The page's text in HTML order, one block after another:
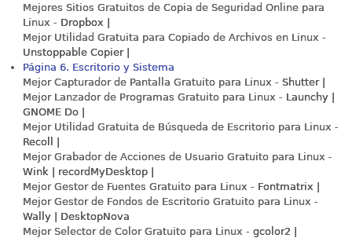
Mejores Sitios Gratuitos de Copia de Seguridad Online para
Linux - Dropbox |
Mejor Utilidad Gratuita para Copiado de Archivos en Linux -
Unstoppable Copier |
Página 6. Escritorio y Sistema
Mejor Capturador de Pantalla Gratuito para Linux - Shutter |
Mejor Lanzador de Programas Gratuito para Linux - Launchy |
GNOME Do |
Mejor Utilidad Gratuita de Búsqueda de Escritorio para Linux -
Recoll |
Mejor Grabador de Acciones de Usuario Gratuito para Linux -
Wink | recordMyDesktop |
Mejor Gestor de Fuentes Gratuito para Linux - Fontmatrix |
Mejor Gestor de Fondos de Escritorio Gratuito para Linux -
Wally | DesktopNova
Mejor Selector de Color Gratuito para Linux - gcolor2 |